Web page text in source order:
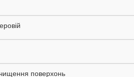
поверхонь